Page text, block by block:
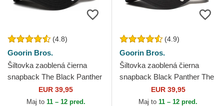
(4.8)
Goorin Bros.
Šiltovka zaoblená čierna
snapback The Black Panther
Core Combo The Farm
Goorin Bros.
EUR 39,95
Maj to 11 – 12 pred.
(4.9)
Goorin Bros.
Šiltovka zaoblená čierna
snapback Black Panther The
Farm Goorin Bros.
EUR 39,95
Maj to 11 – 12 pred.